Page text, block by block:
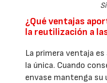
¿Qué ventajas
la reutilización a
La primera ventaja
la única. Cuando
envase mantenga su